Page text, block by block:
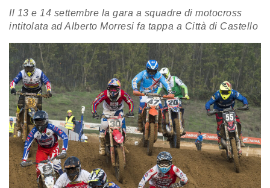
Il 13 e 14 settembre la gara a squadre di motocross
intitolata ad Alberto Morresi fa tappa a Città di Castello